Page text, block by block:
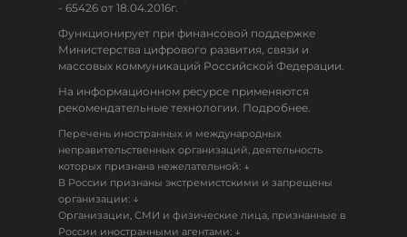
- 65426 от 18.04.2016г.
Функционирует при финансовой поддержке
Министерства цифрового развития, связи и
массовых коммуникаций Российской Федерации.
На информационном ресурсе применяются
рекомендательные технологии. Подробнее.
Перечень иностранных и международных
неправительственных организаций, деятельность
которых признана нежелательной: ↓
В России признаны экстремистскими и запрещены
организации: ↓
Организации, СМИ и физические лица, признанные в
России иностранными агентами: ↓